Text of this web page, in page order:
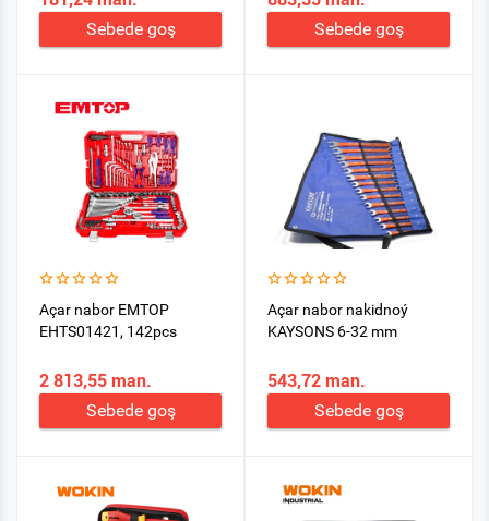
Sebede goş
Sebede goş
Açar nabor EMTOP
EHTS01421, 142pcs
2 813,55 man.
Sebede goş
Açar nabor nakidnoý
KAYSONS 6-32 mm
543,72 man.
Sebede goş